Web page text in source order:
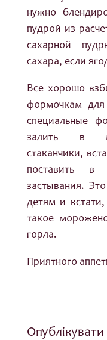
нужно
пудрой из
сахарной
сахара, если
Все хорошо
формочкам
специальные
залить в
стаканчики,
поставить в
застывания.
детям и
такое
горла.
Приятного